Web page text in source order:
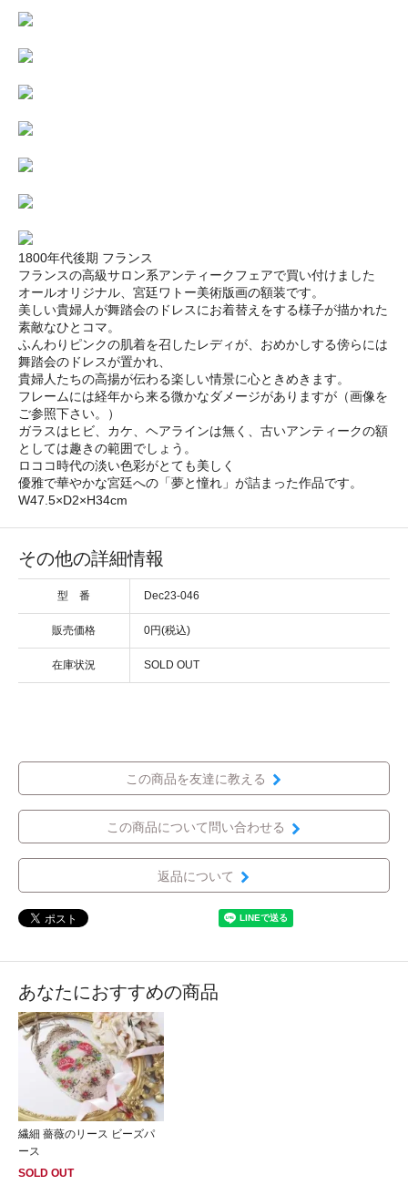
1800年代後期 フランス
フランスの高級サロン系アンティークフェアで買い付けました
オールオリジナル、宮廷ワトー美術版画の額装です。
美しい貴婦人が舞踏会のドレスにお着替えをする様子が描かれた
素敵なひとコマ。
ふんわりピンクの肌着を召したレディが、おめかしする傍らには
舞踏会のドレスが置かれ、
貴婦人たちの高揚が伝わる楽しい情景に心ときめきます。
フレームには経年から来る微かなダメージがありますが（画像を
ご参照下さい。）
ガラスはヒビ、カケ、ヘアラインは無く、古いアンティークの額
としては趣きの範囲でしょう。
ロココ時代の淡い色彩がとても美しく
優雅で華やかな宮廷への「夢と憧れ」が詰まった作品です。
W47.5×D2×H34cm
その他の詳細情報
型 番 Dec23-046
販売価格 0円(税込)
在庫状況 SOLD OUT
この商品を友達に教える
この商品について問い合わせる
返品について
あなたにおすすめの商品
繊細 薔薇のリース ビーズパ
ース
SOLD OUT